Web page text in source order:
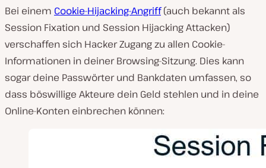
Bei einem Cookie-Hijacking-Angriff(auch bekannt als
Session Fixation und Session Hijacking Attacken)
verschaffen sich Hacker Zugang zu allen Cookie-
Informationen in deiner Browsing-Sitzung. Dies kann
sogar deine Passwörter und Bankdaten umfassen, so
dass böswillige Akteure dein Geld stehlen und in deine
Online-Konten einbrechen können: